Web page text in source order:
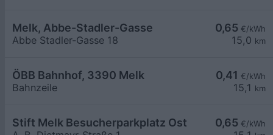
0,65 €/kWh
15,0 km
Melk, Abbe-Stadler-Gasse
Abbe Stadler-Gasse 18
0,41 €/kWh
15,1 km
ÖBB Bahnhof, 3390 Melk
Bahnzeile
0,65 €/kWh
Stift Melk Besucherparkplatz Ost